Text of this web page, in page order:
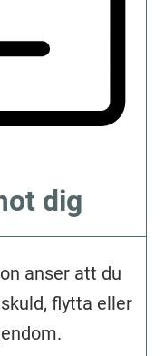
dig
anser att du
flytta eller